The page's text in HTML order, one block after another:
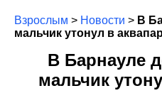
Взрослым > Новости > В
мальчик утонул в
В Барнауле
мальчик